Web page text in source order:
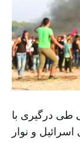
طی درگیری با
و نوار